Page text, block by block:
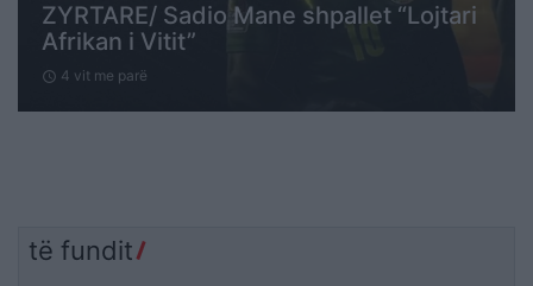
ZYRTARE/ Sadio Mane shpallet “Lojtari
Afrikan i Vitit”
schedule 4 vit me parë
të fundit